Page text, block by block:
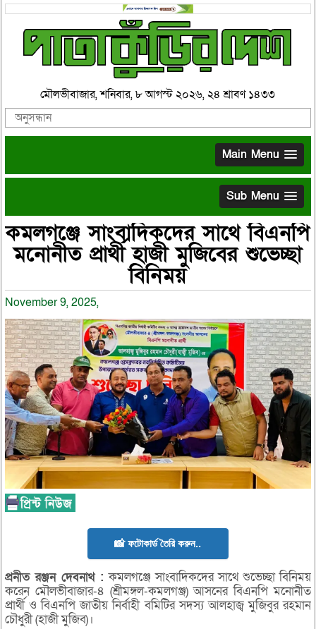
মৌলভীবাজার, শনিবার, ৮ আগস্ট ২০২৬, ২৪ শ্রাবণ ১৪৩৩
Main Menu
Sub Menu
কমলগঞ্জে সাংবাদিকদের সাথে বিএনপি
মনোনীত প্রার্থী হাজী মুজিবের শুভেচ্ছা
বিনিময়
November 9, 2025,
📸 ফটোকার্ড তৈরি করুন..
প্রনীতরঞ্জনদেবনাথ : কমলগঞ্জে সাংবাদিকদের সাথে শুভেচ্ছা বিনিময়
করেন মৌলভীবাজার-৪ (শ্রীমঙ্গল-কমলগঞ্জ) আসনের বিএনপি মনোনীত
প্রার্থী ও বিএনপি জাতীয় নির্বাহী বমিটির সদস্য আলহাজ্ব মুজিবুর রহমান
চৌধুরী (হাজী মুজিব)।